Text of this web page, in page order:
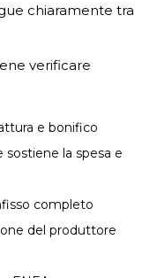
chiaramente tra
verificare
e bonifico
la spesa e
completo
del produttore